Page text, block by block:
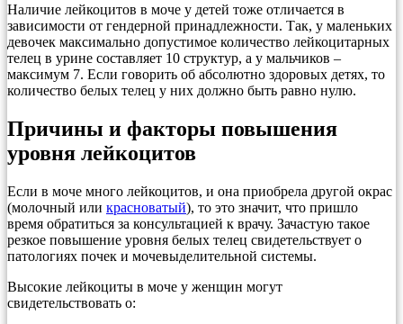
Наличие лейкоцитов в моче у детей тоже отличается в
зависимости от гендерной принадлежности. Так, у маленьких
девочек максимально допустимое количество лейкоцитарных
телец в урине составляет 10 структур, а у мальчиков –
максимум 7. Если говорить об абсолютно здоровых детях, то
количество белых телец у них должно быть равно нулю.
Причины и факторы повышения
уровня лейкоцитов
Если в моче много лейкоцитов, и она приобрела другой окрас
(молочный или красноватый), то это значит, что пришло
время обратиться за консультацией к врачу. Зачастую такое
резкое повышение уровня белых телец свидетельствует о
патологиях почек и мочевыделительной системы.
Высокие лейкоциты в моче у женщин могут
свидетельствовать о: